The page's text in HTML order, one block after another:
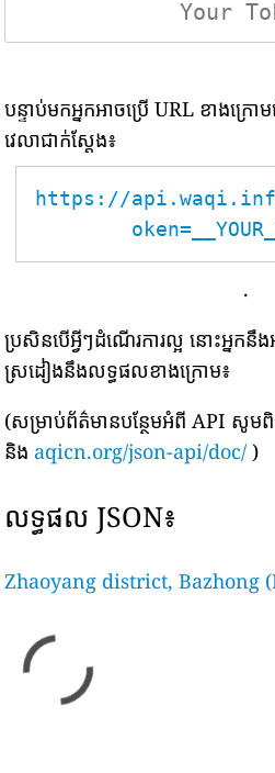
បន្ទាប់មកអ្នកអាចប្រើ URL ខាងក្រ
វេលាជាក់ស្តែង៖
https://
.
ប្រសិនបើអ្វីៗដំណើរការល្អ នោះអ្នក
ស្រដៀងនឹងលទ្ធផលខាងក្រោម៖
(សម្រាប់ព័ត៌មានបន្ថែមអំពី API សូម
និង aqicn.org/json-api/doc/ )
លទ្ធផល JSON៖
Zhaoyang district, Bazhong